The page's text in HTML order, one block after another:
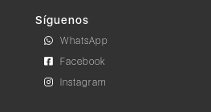
Síguenos
WhatsApp
Facebook
Instagram